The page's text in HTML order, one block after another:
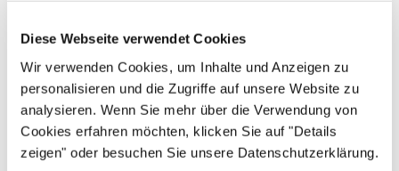
Diese Webseite verwendet Cookies
Wir verwenden Cookies, um Inhalte und Anzeigen zu
personalisieren und die Zugriffe auf unsere Website zu
analysieren. Wenn Sie mehr über die Verwendung von
Cookies erfahren möchten, klicken Sie auf "Details
zeigen" oder besuchen Sie unsere Datenschutzerklärung.